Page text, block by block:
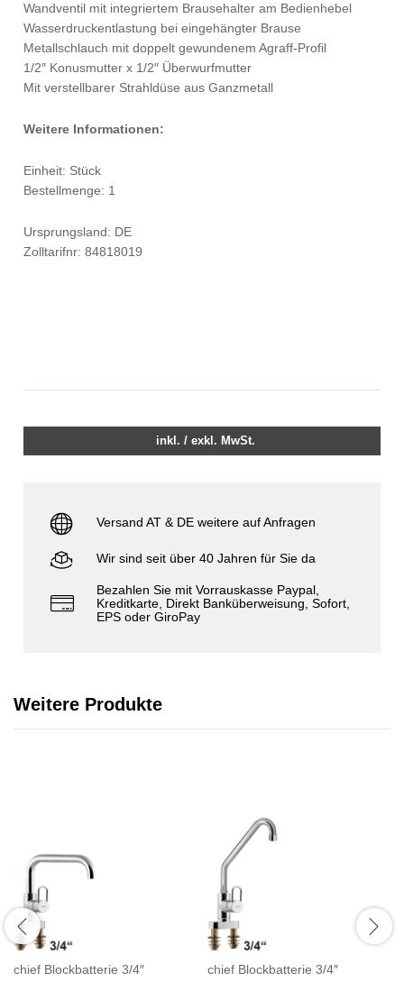
Wandventil mit integriertem Brausehalter am Bedienhebel
Wasserdruckentlastung bei eingehängter Brause
Metallschlauch mit doppelt gewundenem Agraff-Profil
1/2″ Konusmutter x 1/2″ Überwurfmutter
Mit verstellbarer Strahldüse aus Ganzmetall
Weitere Informationen:
Einheit: Stück
Bestellmenge: 1
Ursprungsland: DE
Zolltarifnr: 84818019
inkl. / exkl. MwSt.
Versand AT & DE weitere auf Anfragen
Wir sind seit über 40 Jahren für Sie da
Bezahlen Sie mit Vorrauskasse Paypal,
Kreditkarte, Direkt Banküberweisung, Sofort,
EPS oder GiroPay
Weitere Produkte
chief Blockbatterie 3/4″ chief Blockbatterie 3/4″